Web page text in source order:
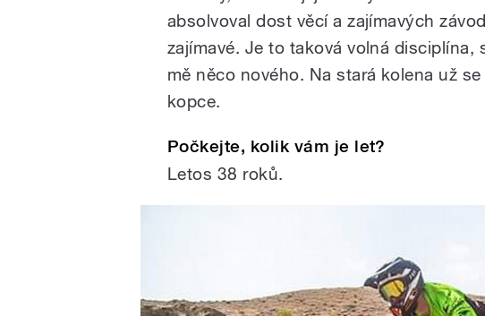
absolvoval dost věcí a zajímavých
zajímavé. Je to taková volná
mě něco nového. Na stará kolena už
kopce.
Počkejte, kolik vám je let?
Letos 38 roků.